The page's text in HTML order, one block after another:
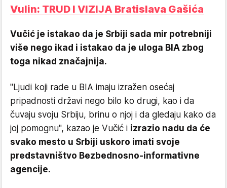
Vulin: TRUD I VIZIJA Bratislava Gašića
Vučić je istakao da je Srbiji sada mir potrebniji
više nego ikad i istakao da je uloga BIA zbog
toga nikad značajnija.
"Ljudi koji rade u BIA imaju izražen osećaj
pripadnosti državi nego bilo ko drugi, kao i da
čuvaju svoju Srbiju, brinu o njoj i da gledaju kako da
joj pomognu", kazao je Vučić i izrazio nadu da će
svako mesto u Srbiji uskoro imati svoje
predstavništvo Bezbednosno-informativne
agencije.